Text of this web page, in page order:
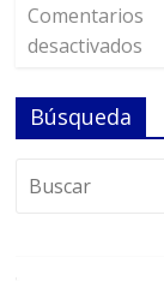
Comentarios
desactivados
Búsqueda